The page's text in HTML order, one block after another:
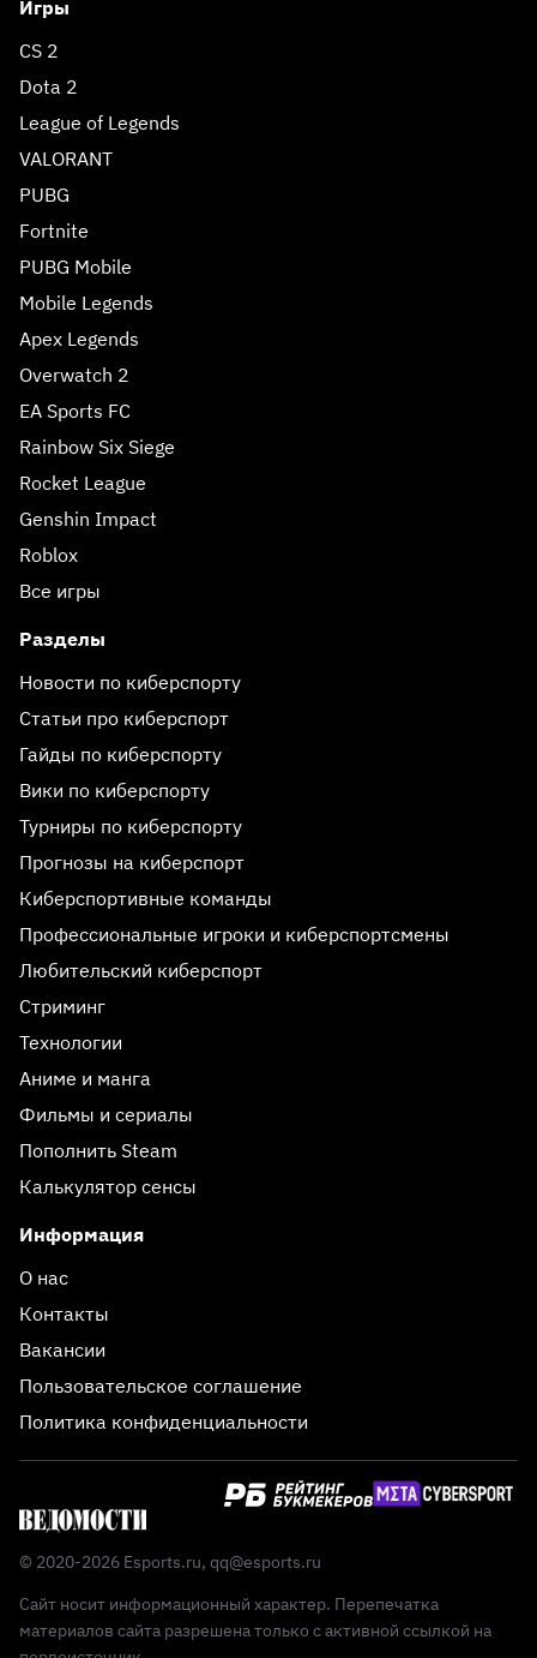
Игры
CS 2
Dota 2
League of Legends
VALORANT
PUBG
Fortnite
PUBG Mobile
Mobile Legends
Apex Legends
Overwatch 2
EA Sports FC
Rainbow Six Siege
Rocket League
Genshin Impact
Roblox
Все игры
Разделы
Новости по киберспорту
Статьи про киберспорт
Гайды по киберспорту
Вики по киберспорту
Турниры по киберспорту
Прогнозы на киберспорт
Киберспортивные команды
Профессиональные игроки и киберспортсмены
Любительский киберспорт
Стриминг
Технологии
Аниме и манга
Фильмы и сериалы
Пополнить Steam
Калькулятор сенсы
Информация
О нас
Контакты
Вакансии
Пользовательское соглашение
Политика конфиденциальности
© 2020-2026 Esports.ru, qq@esports.ru
Сайт носит информационный характер. Перепечатка
материалов сайта разрешена только с активной ссылкой на